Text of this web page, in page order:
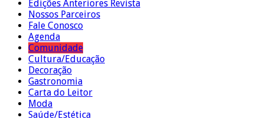
Edições Anteriores Revista
Nossos Parceiros
Fale Conosco
Agenda
Comunidade
Cultura/Educação
Decoração
Gastronomia
Carta do Leitor
Moda
Saúde/Estética